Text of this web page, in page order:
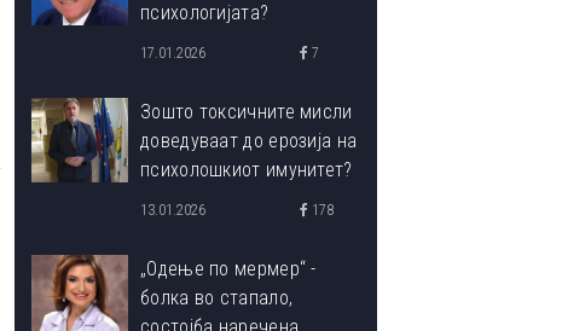
психологијата?
17.01.2026 7
Зошто токсичните мисли
доведуваат до ерозија на
психолошкиот имунитет?
13.01.2026 178
„Одење по мермер“ -
болка во стапало,